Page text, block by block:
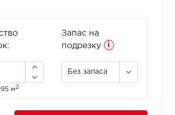
м2
Запас на
подрезку
i
Без запаса